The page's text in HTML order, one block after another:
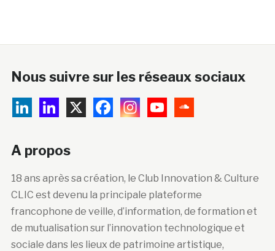
Nous suivre sur les réseaux sociaux
A propos
18 ans après sa création, le Club Innovation & Culture
CLIC est devenu la principale plateforme
francophone de veille, d’information, de formation et
de mutualisation sur l’innovation technologique et
sociale dans les lieux de patrimoine artistique,